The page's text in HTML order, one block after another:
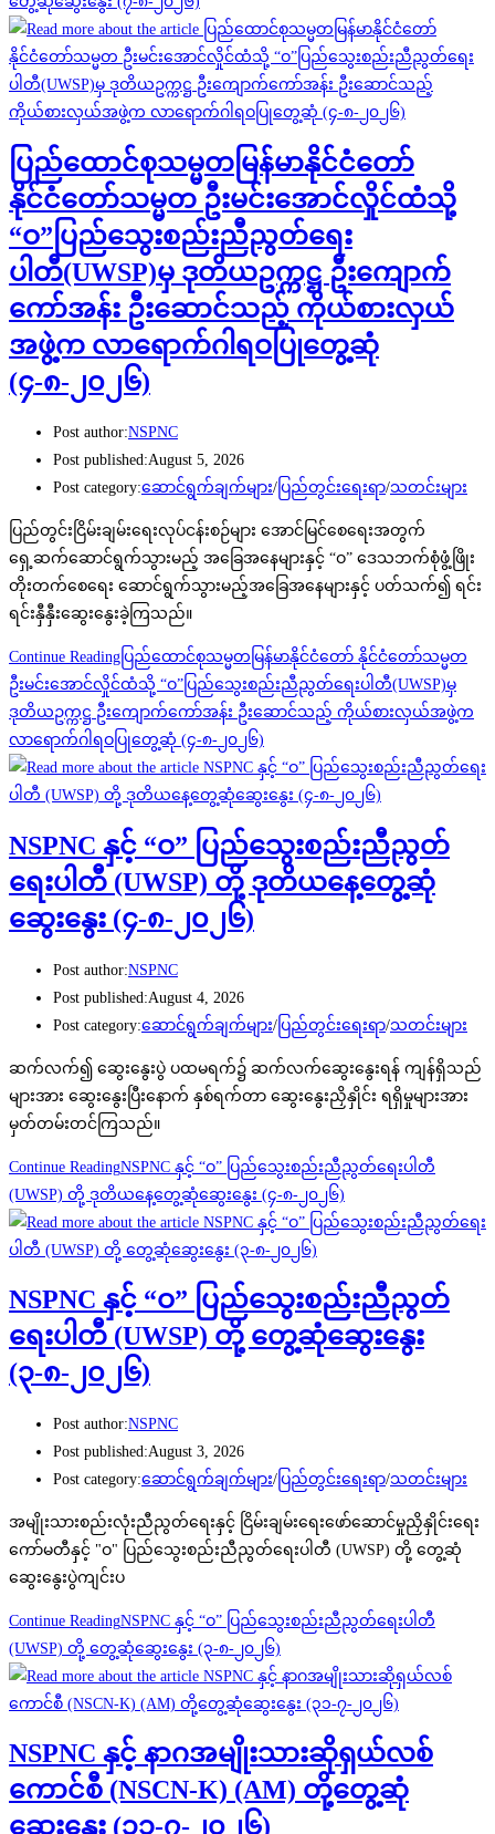
ပြည်ထောင်စုသမ္မတမြန်မာနိုင်ငံတော်
နိုင်ငံတော်သမ္မတ ဦးမင်းအောင်လှိုင်ထံသို့
“ဝ”ပြည်သွေးစည်းညီညွတ်ရေး
ပါတီ(UWSP)မှ ဒုတိယဥက္ကဋ္ဌ ဦးကျောက်
ကော်အန်း ဦးဆောင်သည့် ကိုယ်စားလှယ်
အဖွဲ့က လာရောက်ဂါရဝပြုတွေ့ဆုံ
(၄-၈-၂၀၂၆)
Post author:NSPNC
Post published:August 5, 2026
Post category:ဆောင်ရွက်ချက်များ/ ပြည်တွင်းရေးရာ/သတင်းများ
ပြည်တွင်းငြိမ်းချမ်းရေးလုပ်ငန်းစဉ်များ အောင်မြင်စေရေးအတွက်
ရှေ့ဆက်ဆောင်ရွက်သွားမည့် အခြေအနေများနှင့် “ဝ” ဒေသဘက်စုံဖွံ့ဖြိုး
တိုးတက်စေရေး ဆောင်ရွက်သွားမည့်အခြေအနေများနှင့် ပတ်သက်၍ ရင်း
ရင်းနှီနှီးဆွေးနွေးခဲ့ကြသည်။
Continue Reading ပြည်ထောင်စုသမ္မတမြန်မာနိုင်ငံတော် နိုင်ငံတော်သမ္မတ
ဦးမင်းအောင်လှိုင်ထံသို့ “ဝ”ပြည်သွေးစည်းညီညွတ်ရေးပါတီ(UWSP)မှ
ဒုတိယဥက္ကဋ္ဌ ဦးကျောက်ကော်အန်း ဦးဆောင်သည့် ကိုယ်စားလှယ်အဖွဲ့က
လာရောက်ဂါရဝပြုတွေ့ဆုံ (၄-၈-၂၀၂၆)
NSPNC နှင့် “ဝ” ပြည်သွေးစည်းညီညွတ်
ရေးပါတီ (UWSP) တို့ ဒုတိယနေ့တွေ့ဆုံ
ဆွေးနွေး (၄-၈-၂၀၂၆)
Post author:NSPNC
Post published:August 4, 2026
Post category:ဆောင်ရွက်ချက်များ/ ပြည်တွင်းရေးရာ/သတင်းများ
ဆက်လက်၍ ဆွေးနွေးပွဲ ပထမရက်၌ ဆက်လက်ဆွေးနွေးရန် ကျန်ရှိသည်
များအား ဆွေးနွေးပြီးနောက် နှစ်ရက်တာ ဆွေးနွေးညှိနှိုင်း ရရှိမှုများအား
မှတ်တမ်းတင်ကြသည်။
Continue ReadingNSPNC နှင့် “ဝ” ပြည်သွေးစည်းညီညွတ်ရေးပါတီ
(UWSP) တို့ ဒုတိယနေ့တွေ့ဆုံဆွေးနွေး (၄-၈-၂၀၂၆)
NSPNC နှင့် “ဝ” ပြည်သွေးစည်းညီညွတ်
ရေးပါတီ (UWSP) တို့ တွေ့ဆုံဆွေးနွေး
(၃-၈-၂၀၂၆)
Post author:NSPNC
Post published:August 3, 2026
Post category:ဆောင်ရွက်ချက်များ/ ပြည်တွင်းရေးရာ/သတင်းများ
အမျိုးသားစည်းလုံးညီညွတ်ရေးနှင့် ငြိမ်းချမ်းရေးဖော်ဆောင်မှုညှိနှိုင်း‌ရေး
ကော်မတီနှင့် "ဝ" ပြည်သွေးစည်းညီညွတ်ရေးပါတီ (UWSP) တို့ တွေ့ဆုံ
ဆွေးနွေးပွဲကျင်းပ
Continue ReadingNSPNC နှင့် “ဝ” ပြည်သွေးစည်းညီညွတ်ရေးပါတီ
(UWSP) တို့ တွေ့ဆုံဆွေးနွေး (၃-၈-၂၀၂၆)
NSPNC နှင့် နာဂအမျိုးသားဆိုရှယ်လစ်
ကောင်စီ (NSCN-K) (AM) တို့တွေ့ဆုံ
ဆွေးနွေး (၃၁-၇-၂၀၂၆)